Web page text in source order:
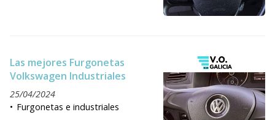
Las mejores Furgonetas
Volkswagen Industriales
25/04/2024
Furgonetas e industriales